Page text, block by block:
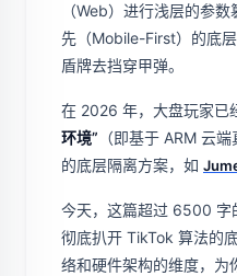
（Web）进行浅层的参
先（Mobile-First）的底
盾牌去挡穿甲弹。
在 2026 年，大盘玩家已
环境” （即基于 ARM 云
的底层隔离方案，如
今天，这篇超过 6500 字
彻底扒开 TikTok 算法的
络和硬件架构的维度，为